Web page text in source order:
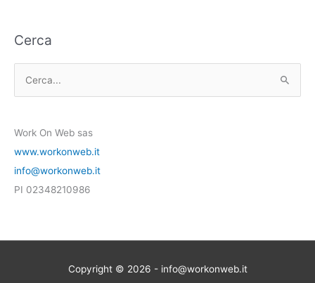
Cerca
c
a
:
Work On Web sas
www.workonweb.it
info@workonweb.it
PI 02348210986
Copyright © 2026 - info@workonweb.it